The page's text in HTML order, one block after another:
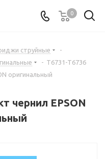
0
струйные
-
- T6731-T6736
оригинальный
чернил EPSON